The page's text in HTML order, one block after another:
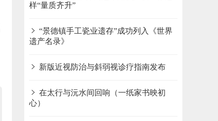
样“量质齐升”
“景德镇手工瓷业遗存”成功列入《世界
遗产名录》
新版近视防治与斜弱视诊疗指南发布
在太行与沅水间回响（一纸家书映初
心）